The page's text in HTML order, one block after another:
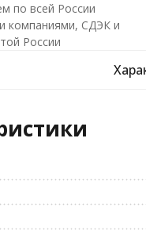
по всей России
компаниями, СДЭК и
России